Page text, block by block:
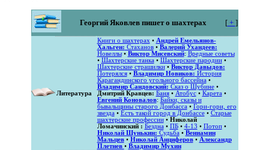
[+ ]
Георгий Яковлев пишет о шахтерах
Литература
Книги о шахтерах • Андрей Емельянов-
Хальген: Стаханов• Валерий Ухандеев:
Новеллы• Виктор Мисевский: Вредные советы
• Шахтерские танка• Шахтерские пародии•
Шахтерские страшилки• Виктор Давыдов:
Потерялся• Владимир Новиков: История
Карагандинского угольного бассейна•
Владимир Сандовский: Сказ о Шубине•
Дмитрий Кравцев: Баня• Атобус• Карета•
Евгений Коновалов: Байки, сказы и
бывальщины старого Донбасса• Гори-гори, его
звезда• Есть такой город в Донбассе• Старые
шахтерские профессии• Николай
Ломачинский : Бездна• ПБ• 4-13 • Потоп•
Николай Шунькин: Судьба• Вениамин
Мальцев• Николай Анциферов• Александр
Плетнев • Владимир Мухин